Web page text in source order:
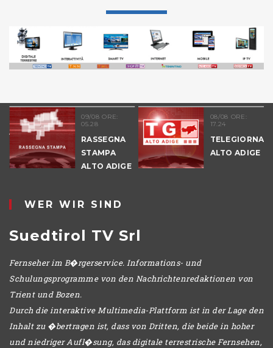
09/08 ORE:
05.28
RASSEGNA
STAMPA
ALTO ADIGE
08/08 ORE:
17.24
ALTO ADIGE
WER WIR SIND
Suedtirol TV Srl
Fernseher im B�rgerservice. Informations- und
Schulungsprogramme von den Nachrichtenredaktionen von
Trient und Bozen.
Durch die interaktive Multimedia-Plattform ist in der Lage den
Inhalt zu �bertragen ist, dass von Dritten, die beide in hoher
und niedriger Aufl�sung, das digitale terrestrische Fernsehen,